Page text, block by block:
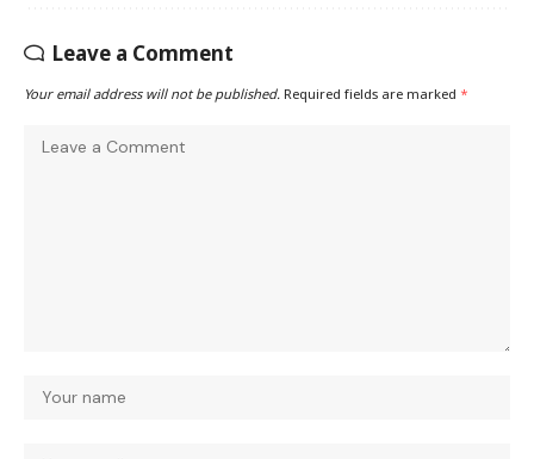
Leave a Comment
Your email address will not be published. Required fields are marked *